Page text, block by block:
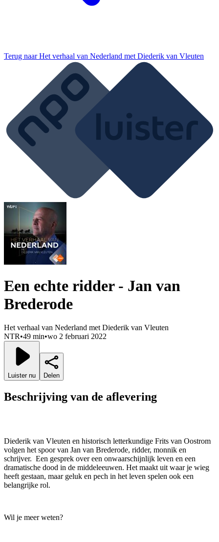
Terug naarHet verhaal van Nederland met Diederik van Vleuten
Een echte ridder - Jan van
Brederode
Het verhaal van Nederland met Diederik van Vleuten
NTR•49 min•wo 2 februari 2022
Luister nu Delen
Beschrijving van de aflevering
Diederik van Vleuten en historisch letterkundige Frits van Oostrom
volgen het spoor van Jan van Brederode, ridder, monnik en
schrijver. Een gesprek over een onwaarschijnlijk leven en een
dramatische dood in de middeleeuwen. Het maakt uit waar je wieg
heeft gestaan, maar geluk en pech in het leven spelen ook een
belangrijke rol.
Wil je meer weten?